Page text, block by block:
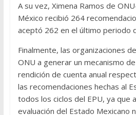
A su vez, Ximena Ramos de
México recibió 264
aceptó 262 en el último periodo
Finalmente, las organizaciones
ONU a generar un mecanismo
rendición de cuenta anual
las recomendaciones hechas al
todos los ciclos del EPU, ya que
evaluación del Estado Mexicano